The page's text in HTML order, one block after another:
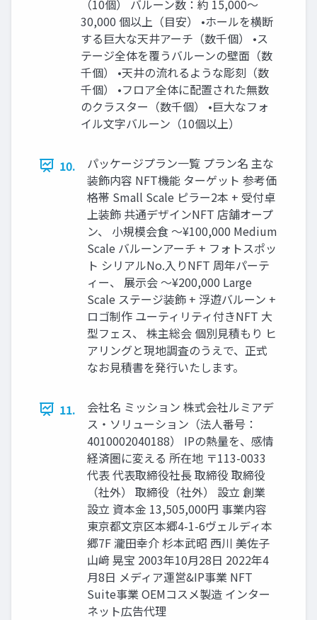
（10個） バルーン数：約 15,000〜
30,000 個以上（目安） •ホールを横断
する巨大な天井アーチ（数千個） •ス
テージ全体を覆うバルーンの壁面（数
千個） •天井の流れるような彫刻（数
千個） •フロア全体に配置された無数
のクラスター（数千個） •巨大なフォ
イル文字バルーン（10個以上）
10.
パッケージプラン一覧 プラン名 主な
装飾内容 NFT機能 ターゲット 参考価
格帯 Small Scale ピラー2本 + 受付卓
上装飾 共通デザインNFT 店舗オープ
ン、 小規模会食 ～¥100,000 Medium
Scale バルーンアーチ + フォトスポッ
ト シリアルNo.入りNFT 周年パーテ
ィー、 展示会 ～¥200,000 Large
Scale ステージ装飾 + 浮遊バルーン +
ロゴ制作 ユーティリティ付きNFT 大
型フェス、 株主総会 個別見積もり ヒ
アリングと現地調査のうえで、正式
なお見積書を発行いたします。
11.
会社名 ミッション 株式会社ルミアデ
ス・ソリューション（法人番号：
4010002040188） IPの熱量を、感情
経済圏に変える 所在地 〒113-0033
代表 代表取締役社長 取締役 取締役
（社外） 取締役（社外） 設立 創業
設立 資本金 13,505,000円 事業内容
東京都文京区本郷4-1-6ヴェルディ本
郷7F 瀧田幸介 杉本武昭 西川 美佐子
山﨑 晃宝 2003年10月28日 2022年4
月8日 メディア運営&IP事業 NFT
Suite事業 OEMコスメ製造 インター
ネット広告代理